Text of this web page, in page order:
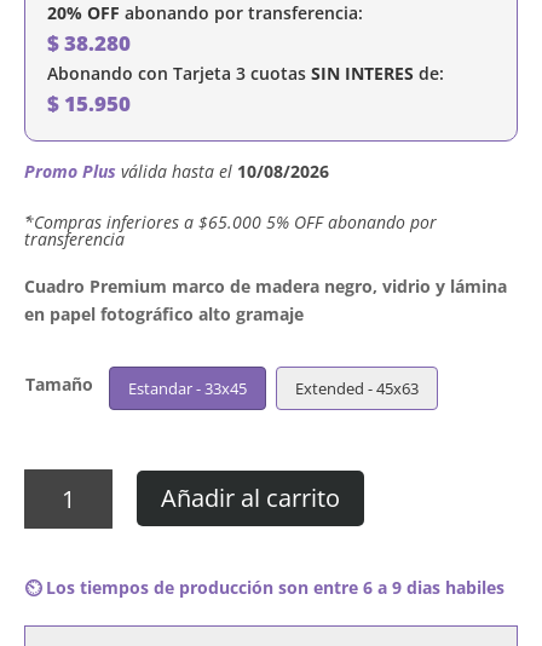
20% OFF abonando por transferencia:
$38.280
Abonando con Tarjeta 3 cuotas SIN INTERES de:
$ 15.950
Promo Plus válida hasta el 10/08/2026
´*Compras inferiores a $65.000 5% OFF abonando por
transferencia
Cuadro Premium marco de madera negro, vidrio y lámina
en papel fotográfico alto gramaje
Tamaño Estandar - 33x45 Extended - 45x63
This
cantidad
Añadir al carrito
⏲️ Los tiempos de producción son entre 6 a 9 dias habiles